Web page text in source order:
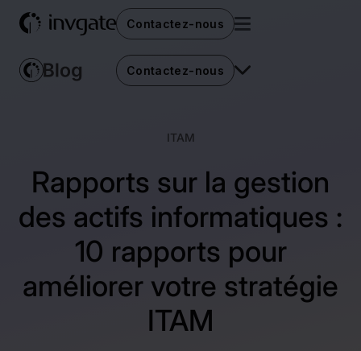
Contactez-nous
Contactez-nous
ITAM
Rapports sur la gestion
des actifs informatiques :
10 rapports pour
améliorer votre stratégie
ITAM